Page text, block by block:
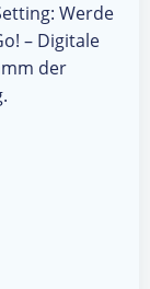
Werde
– Digitale
der